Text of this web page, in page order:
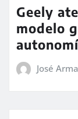
Geely
modelo
José